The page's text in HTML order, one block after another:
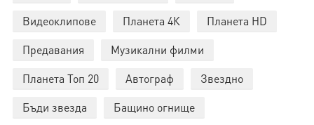
Видеоклипове
Планета 4К
Планета HD
Предавания
Музикални филми
Планета Топ 20
Автограф
Звездно
Бъди звезда
Бащино огнище